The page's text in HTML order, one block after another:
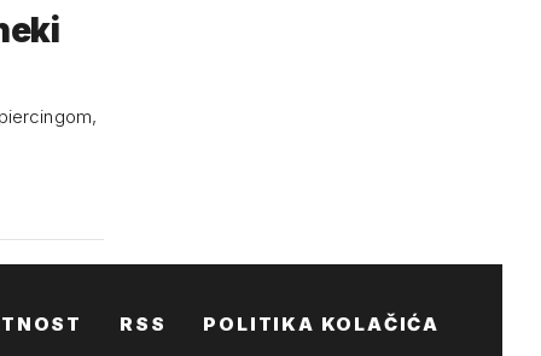
RSS POLITIKA KOLAČIĆA